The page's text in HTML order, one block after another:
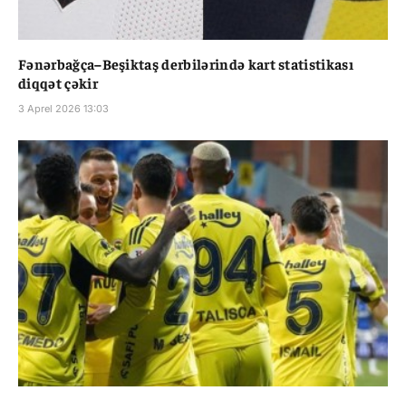
Fənərbağça–Beşiktaş derbilərində kart statistikası
diqqət çəkir
3 Aprel 2026 13:03